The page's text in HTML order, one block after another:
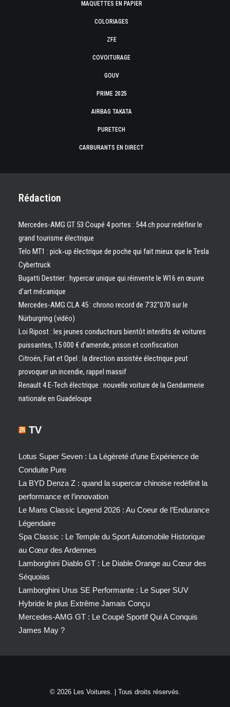
MAQUETTES EN PAPIER
COLORIAGES
ZFE
COVOITURAGE
GOUV
PRIME 2025
AIRBAG TAKATA
PURETECH
CARBURANTS EN DIRECT
Rédaction
Mercedes-AMG GT 53 Coupé 4 portes : 544 ch pour redéfinir le
grand tourisme électrique
Telo MT1 : pick‑up électrique de poche qui fait mieux que le Tesla
Cybertruck
Bugatti Destrier : hypercar unique qui réinvente le W16 en œuvre
d’art mécanique
Mercedes-AMG CLA 45 : chrono record de 7’32″070 sur le
Nürburgring (vidéo)
Loi Ripost : les jeunes conducteurs bientôt interdits de voitures
puissantes, 15 000 € d’amende, prison et confiscation
Citroën, Fiat et Opel : la direction assistée électrique peut
provoquer un incendie, rappel massif
Renault 4 E-Tech électrique : nouvelle voiture de la Gendarmerie
nationale en Guadeloupe
TV
Lotus Super Seven : La Légèreté d’une Expérience de
Conduite Pure
La BYD Denza Z : quand la supercar chinoise redéfinit la
performance et l’innovation
Le Mans Classic Legend 2026 : Au Coeur de l’Endurance
Légendaire
Spa Classic : Le Temple du Sport Automobile Historique
au Cœur des Ardennes
Lamborghini Diablo GT : Le Diable Orange au Cœur des
Séquoias
Lamborghini Urus SE Performante : Le Super SUV
Hybride le plus Extrême Jamais Conçu
Mercedes-AMG GT : Le Coupé Sportif Qui A Conquis
James May ?
© 2026 Les Voitures. | Tous droits réservés.